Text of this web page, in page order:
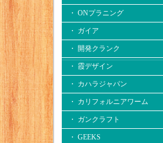
・ ONプラニング
・ ガイア
・ 開発クランク
・ 霞デザイン
・ カハラジャパン
・ カリフォルニアワーム
・ ガンクラフト
・ GEEKS